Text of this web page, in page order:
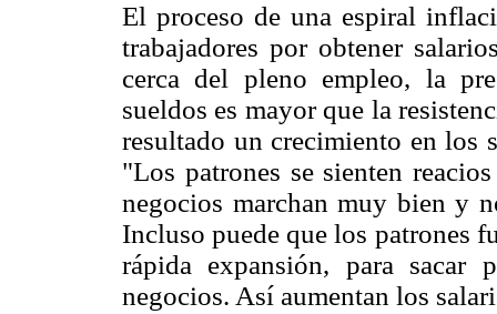
El proceso de una espiral
trabajadores por obtener
cerca del pleno empleo, la
sueldos es mayor que la
resultado un crecimiento en los
"Los patrones se sienten
negocios marchan muy bien y
Incluso puede que los patrones
rápida expansión, para
negocios. Así aumentan los